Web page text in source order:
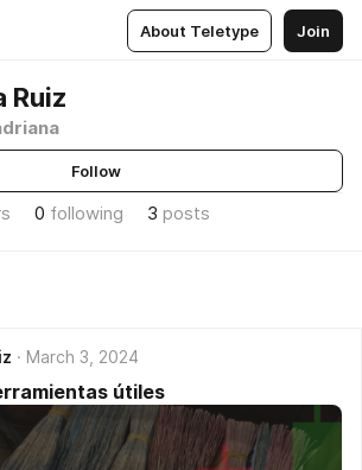
About Teletype Join
Ruiz
Follow
0 following 3 posts
March 3, 2024
útiles